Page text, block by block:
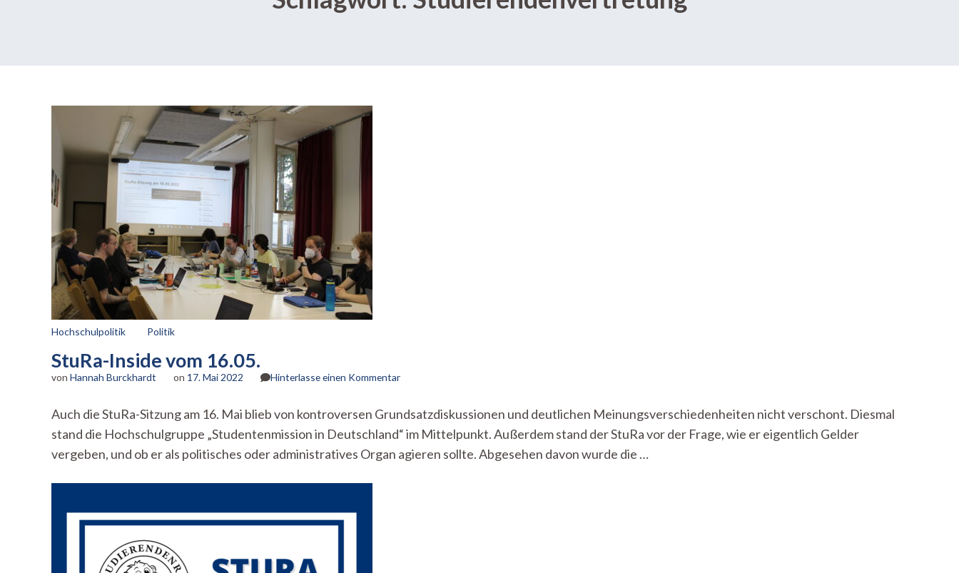
Hochschulpolitik Politik
StuRa-Inside vom 16.05.
von Hannah Burckhardt on 17. Mai 2022 Hinterlasse einen Kommentarzu
vom
16.05.
Auch die StuRa-Sitzung am 16. Mai blieb von kontroversen Grundsatzdiskussionen und deutlichen Meinungsverschiedenheiten nicht verschont. Diesmal
stand die Hochschulgruppe „Studentenmission in Deutschland“ im Mittelpunkt. Außerdem stand der StuRa vor der Frage, wie er eigentlich Gelder
vergeben, und ob er als politisches oder administratives Organ agieren sollte. Abgesehen davon wurde die …